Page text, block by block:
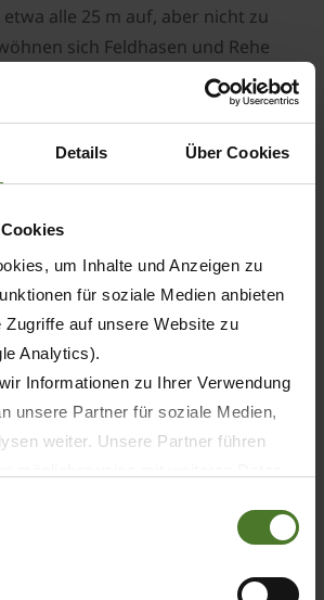
Details Über Cookies
um Inhalte und Anzeigen zu
für soziale Medien anbieten
Zugriffe auf unsere Website zu
Analytics).
Informationen zu Ihrer Verwendung
unsere Partner für soziale Medien,
weiter. Unsere Partner führen
Nutzung der Dienste gesammelt
des Trackings auch Dienstleister
alle 25 m auf, aber nicht zu
sich Feldhasen und Rehe
REHKITZE?